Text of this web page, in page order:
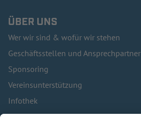
ÜBER UNS
Wer wir sind & wofür wir stehen
Geschäftsstellen und Ansprechpartner
Sponsoring
Vereinsunterstützung
Infothek
Kontakt